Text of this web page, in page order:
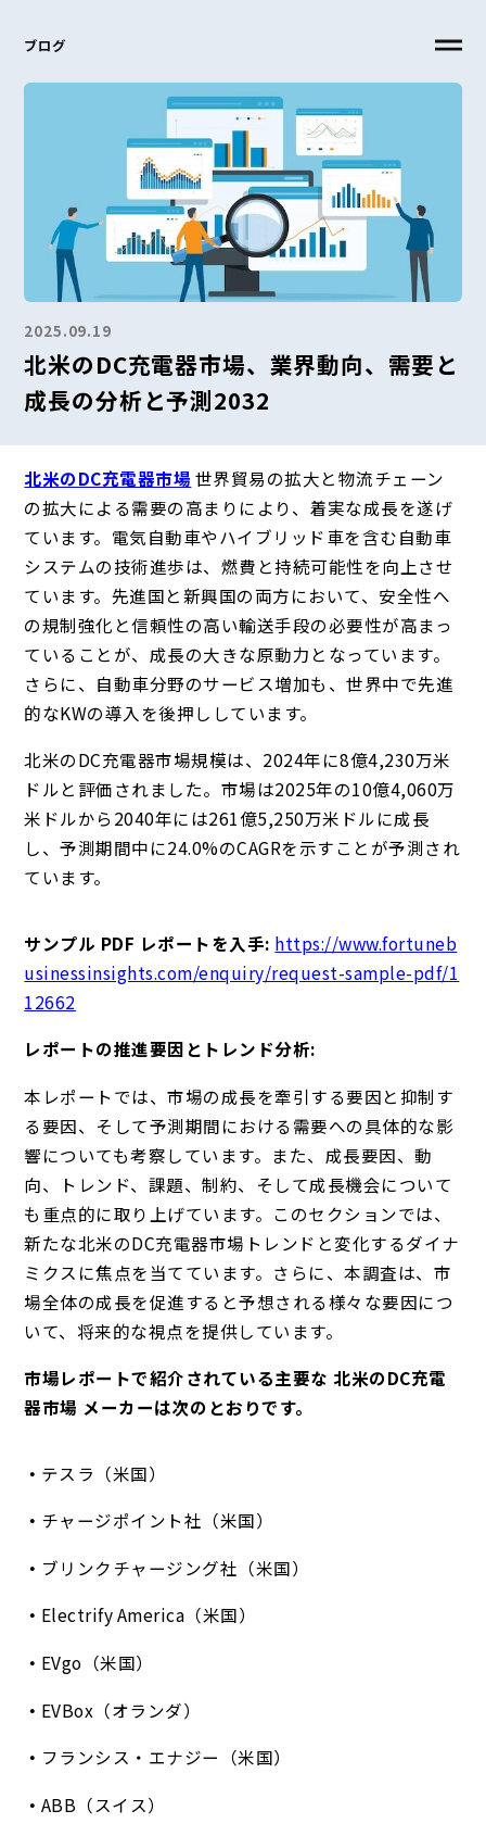
ブログ
2025.09.19
北米のDC充電器市場、業界動向、需要と
成長の分析と予測2032
北米のDC充電器市場 世界貿易の拡大と物流チェーン
の拡大による需要の高まりにより、着実な成長を遂げ
ています。電気自動車やハイブリッド車を含む自動車
システムの技術進歩は、燃費と持続可能性を向上させ
ています。先進国と新興国の両方において、安全性へ
の規制強化と信頼性の高い輸送手段の必要性が高まっ
ていることが、成長の大きな原動力となっています。
さらに、自動車分野のサービス増加も、世界中で先進
的なKWの導入を後押ししています。
北米のDC充電器市場規模は、2024年に8億4,230万米
ドルと評価されました。市場は2025年の10億4,060万
米ドルから2040年には261億5,250万米ドルに成長
し、予測期間中に24.0%のCAGRを示すことが予測され
ています。
サンプル PDF レポートを入手: https://www.fortuneb
usinessinsights.com/enquiry/request-sample-pdf/1
12662
レポートの推進要因とトレンド分析:
本レポートでは、市場の成長を牽引する要因と抑制す
る要因、そして予測期間における需要への具体的な影
響についても考察しています。また、成長要因、動
向、トレンド、課題、制約、そして成長機会について
も重点的に取り上げています。このセクションでは、
新たな北米のDC充電器市場トレンドと変化するダイナ
ミクスに焦点を当てています。さらに、本調査は、市
場全体の成長を促進すると予想される様々な要因につ
いて、将来的な視点を提供しています。
市場レポートで紹介されている主要な 北米のDC充電
器市場 メーカーは次のとおりです。
テスラ（米国）
チャージポイント社（米国）
ブリンクチャージング社（米国）
Electrify America（米国）
EVgo（米国）
EVBox（オランダ）
フランシス・エナジー（米国）
ABB（スイス）